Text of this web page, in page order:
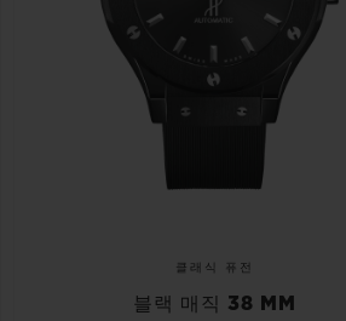
클래식 퓨전
블랙 매직 38 MM